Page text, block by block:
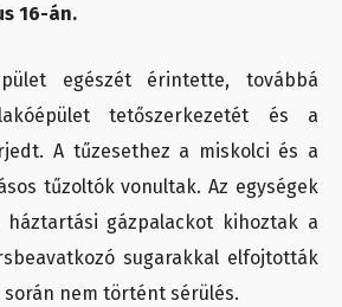
16-án.
egészét érintette, továbbá
tetőszerkezetét és a
A tűzesethez a miskolci és a
tűzoltók vonultak. Az egységek
háztartási gázpalackot kihoztak a
sugarakkal elfojtották
során nem történt sérülés.